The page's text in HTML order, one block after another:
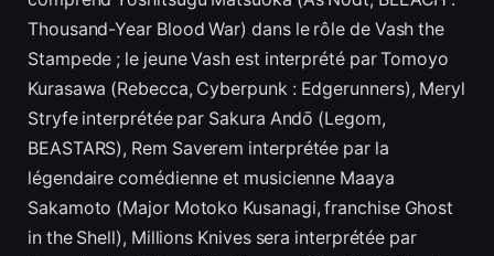
Thousand-Year Blood War) dans le rôle de Vash the
Stampede ; le jeune Vash est interprété par Tomoyo
Kurasawa (Rebecca, Cyberpunk : Edgerunners), Meryl
Stryfe interprétée par Sakura Andо̄ (Legom,
BEASTARS), Rem Saverem interprétée par la
légendaire comédienne et musicienne Maaya
Sakamoto (Major Motoko Kusanagi, franchise Ghost
in the Shell), Millions Knives sera interprétée par